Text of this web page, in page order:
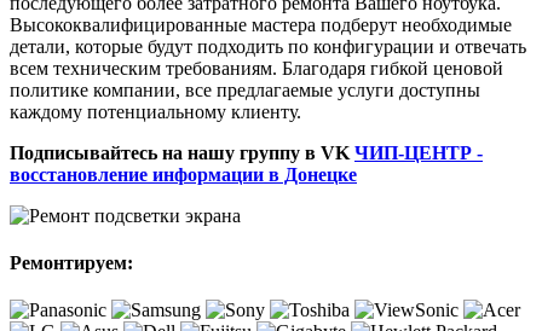
Высококвалифицированные мастера подберут необходимые
детали, которые будут подходить по конфигурации и отвечать
всем техническим требованиям. Благодаря гибкой ценовой
политике компании, все предлагаемые услуги доступны
каждому потенциальному клиенту.
Подписывайтесь на нашу группу в VK ЧИП-ЦЕНТР -
восстановление информации в Донецке
Ремонтируем: